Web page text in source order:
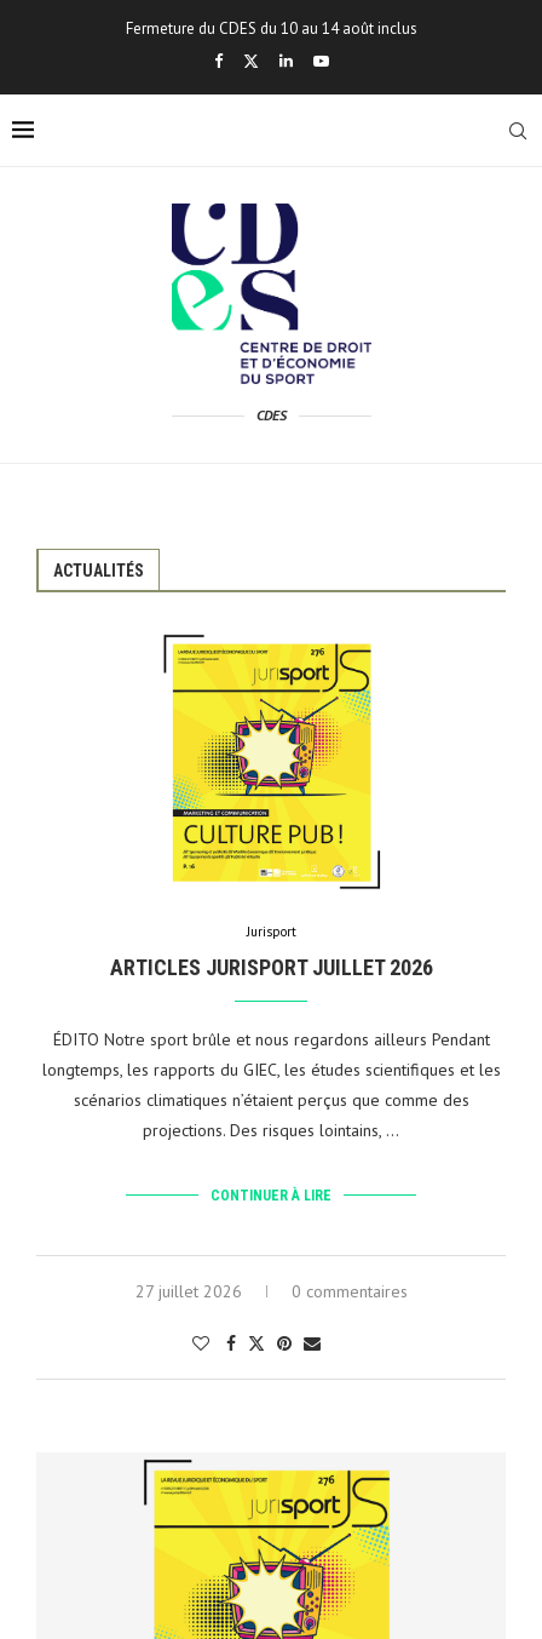
Fermeture du CDES du 10 au 14 août inclus
CDES
ACTUALITÉS
Jurisport
ARTICLES JURISPORT JUILLET 2026
ÉDITO Notre sport brûle et nous regardons ailleurs Pendant
longtemps, les rapports du GIEC, les études scientifiques et les
scénarios climatiques n’étaient perçus que comme des
projections. Des risques lointains, …
CONTINUER À LIRE
27 juillet 2026 0 commentaires